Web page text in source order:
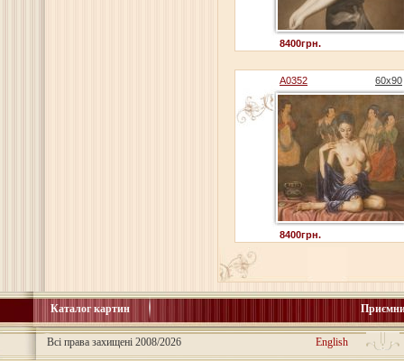
8400грн.
A0352 60x90
8400грн.
Каталог картин
Всі права захищені 2008/2026 English